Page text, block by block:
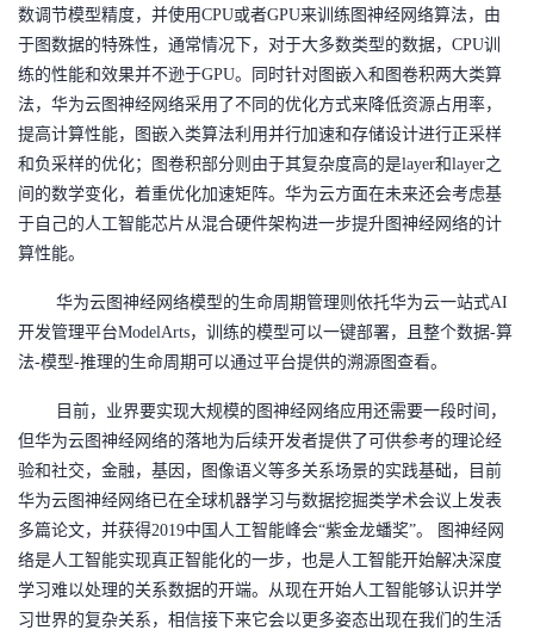
数调节模型精度，并使用CPU或者GPU来训练图神经网络算法，由
于图数据的特殊性，通常情况下，对于大多数类型的数据，CPU训
练的性能和效果并不逊于GPU。同时针对图嵌入和图卷积两大类算
法，华为云图神经网络采用了不同的优化方式来降低资源占用率，
提高计算性能，图嵌入类算法利用并行加速和存储设计进行正采样
和负采样的优化；图卷积部分则由于其复杂度高的是layer和layer之
间的数学变化，着重优化加速矩阵。华为云方面在未来还会考虑基
于自己的人工智能芯片从混合硬件架构进一步提升图神经网络的计
算性能。
华为云图神经网络模型的生命周期管理则依托华为云一站式AI
开发管理平台ModelArts，训练的模型可以一键部署，且整个数据-算
法-模型-推理的生命周期可以通过平台提供的溯源图查看。
目前，业界要实现大规模的图神经网络应用还需要一段时间，
但华为云图神经网络的落地为后续开发者提供了可供参考的理论经
验和社交，金融，基因，图像语义等多关系场景的实践基础，目前
华为云图神经网络已在全球机器学习与数据挖掘类学术会议上发表
多篇论文，并获得2019中国人工智能峰会“紫金龙蟠奖”。 图神经网
络是人工智能实现真正智能化的一步，也是人工智能开始解决深度
学习难以处理的关系数据的开端。从现在开始人工智能够认识并学
习世界的复杂关系，相信接下来它会以更多姿态出现在我们的生活